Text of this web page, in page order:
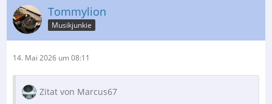
Tommylion
Musikjunkie
14. Mai 2026 um 08:11
Zitat von Marcus67